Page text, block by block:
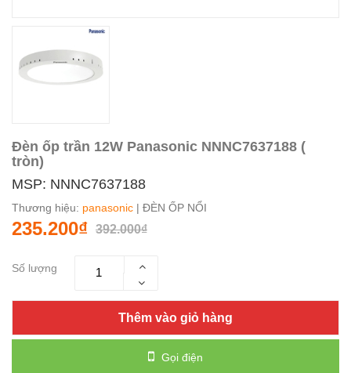
Đèn ốp trần 12W Panasonic NNNC7637188 (
tròn)
MSP: NNNC7637188
Thương hiệu: panasonic | ĐÈN ỐP NỔI
235.200₫ 392.000₫
Số lượng
Thêm vào giỏ hàng
Gọi điện